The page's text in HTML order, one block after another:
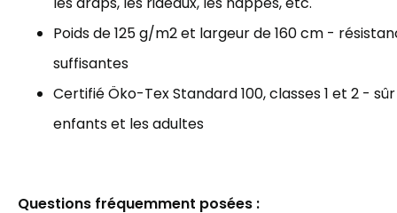
Poids de 125 g/m2 et largeur de 160 cm -
suffisantes
Certifié Öko-Tex Standard 100, classes 1 et 2 -
enfants et les adultes
Questions fréquemment posées :